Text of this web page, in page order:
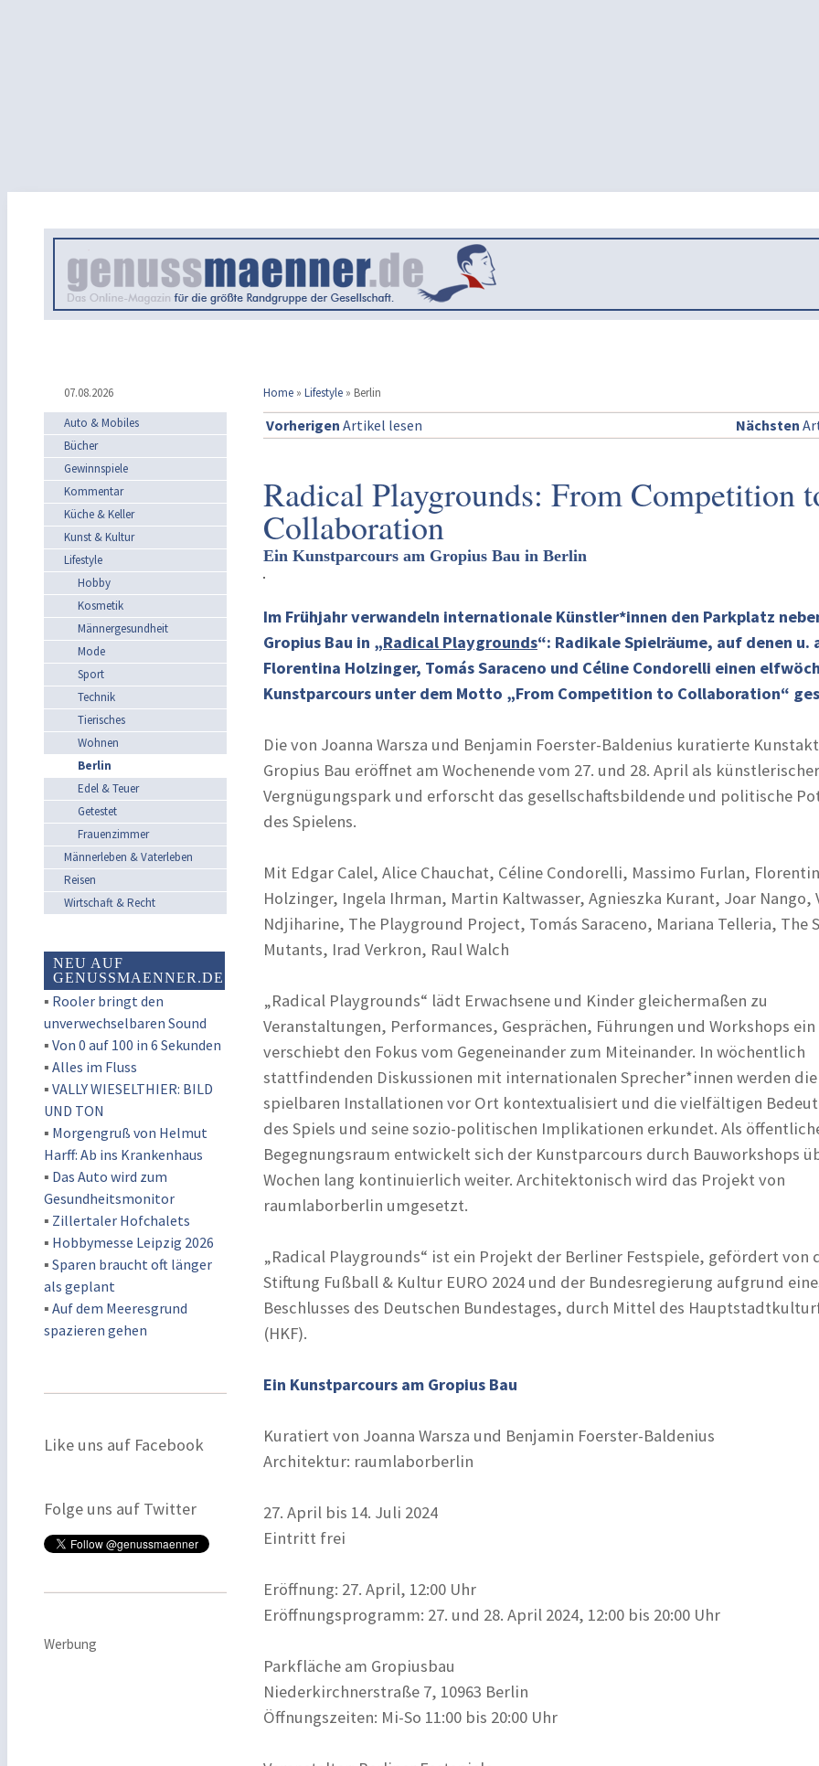
07.08.2026 Home » Lifestyle » Berlin
Auto & Mobiles
Bücher
Gewinnspiele
Kommentar
Küche & Keller
Kunst & Kultur
Lifestyle
Hobby
Kosmetik
Männergesundheit
Mode
Sport
Technik
Tierisches
Wohnen
Berlin
Edel & Teuer
Getestet
Frauenzimmer
Männerleben & Vaterleben
Reisen
Wirtschaft & Recht
NEU AUF
GENUSSMAENNER.DE
▪ Rooler bringt den
unverwechselbaren Sound
▪ Von 0 auf 100 in 6 Sekunden
▪ Alles im Fluss
▪ VALLY WIESELTHIER: BILD
UND TON
▪ Morgengruß von Helmut
Harff: Ab ins Krankenhaus
▪ Das Auto wird zum
Gesundheitsmonitor
▪ Zillertaler Hofchalets
▪ Hobbymesse Leipzig 2026
▪ Sparen braucht oft länger
als geplant
▪ Auf dem Meeresgrund
spazieren gehen
Like uns auf Facebook
Folge uns auf Twitter
Werbung
Vorherigen Artikel lesen Nächsten
Radical Playgrounds: From Competition
Collaboration
Ein Kunstparcours am Gropius Bau in Berlin
Im Frühjahr verwandeln internationale Künstler*innen den Parkplatz
Gropius Bau in „Radical Playgrounds“: Radikale Spielräume, auf denen u.
Florentina Holzinger, Tomás Saraceno und Céline Condorelli einen
Kunstparcours unter dem Motto „From Competition to Collaboration“
Die von Joanna Warsza und Benjamin Foerster-Baldenius kuratierte
Gropius Bau eröffnet am Wochenende vom 27. und 28. April als künstlerischer
Vergnügungspark und erforscht das gesellschaftsbildende und politische
des Spielens.
Mit Edgar Calel, Alice Chauchat, Céline Condorelli, Massimo Furlan,
Holzinger, Ingela Ihrman, Martin Kaltwasser, Agnieszka Kurant, Joar Nango,
Ndjiharine, The Playground Project, Tomás Saraceno, Mariana Telleria, The
Mutants, Irad Verkron, Raul Walch
„Radical Playgrounds“ lädt Erwachsene und Kinder gleichermaßen zu
Veranstaltungen, Performances, Gesprächen, Führungen und Workshops ein
verschiebt den Fokus vom Gegeneinander zum Miteinander. In wöchentlich
stattfindenden Diskussionen mit internationalen Sprecher*innen werden die
spielbaren Installationen vor Ort kontextualisiert und die vielfältigen
des Spiels und seine sozio-politischen Implikationen erkundet. Als
Begegnungsraum entwickelt sich der Kunstparcours durch Bauworkshops
Wochen lang kontinuierlich weiter. Architektonisch wird das Projekt von
raumlaborberlin umgesetzt.
„Radical Playgrounds“ ist ein Projekt der Berliner Festspiele, gefördert von
Stiftung Fußball & Kultur EURO 2024 und der Bundesregierung aufgrund
Beschlusses des Deutschen Bundestages, durch Mittel des
(HKF).
Ein Kunstparcours am Gropius Bau
Kuratiert von Joanna Warsza und Benjamin Foerster-Baldenius
Architektur: raumlaborberlin
27. April bis 14. Juli 2024
Eintritt frei
Eröffnung: 27. April, 12:00 Uhr
Eröffnungsprogramm: 27. und 28. April 2024, 12:00 bis 20:00 Uhr
Parkfläche am Gropiusbau
Niederkirchnerstraße 7, 10963 Berlin
Öffnungszeiten: Mi-So 11:00 bis 20:00 Uhr